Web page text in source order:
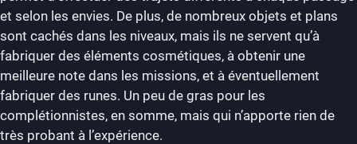
et selon les envies. De plus, de nombreux objets et plans
sont cachés dans les niveaux, mais ils ne servent qu’à
fabriquer des éléments cosmétiques, à obtenir une
meilleure note dans les missions, et à éventuellement
fabriquer des runes. Un peu de gras pour les
complétionnistes, en somme, mais qui n’apporte rien de
très probant à l’expérience.